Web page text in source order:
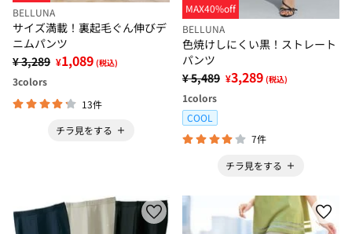
BELLUNA
サイズ満載！裏起毛ぐん伸びデ
ニムパンツ
¥ 3,289 ¥1,089 (税込)
3colors
13件
チラ見をする
MAX40%off
BELLUNA
色焼けしにくい黒！ストレート
パンツ
¥ 5,489 ¥3,289 (税込)
1colors
COOL
7件
チラ見をする